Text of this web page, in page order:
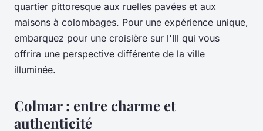
quartier pittoresque aux ruelles pavées et aux
maisons à colombages. Pour une expérience unique,
embarquez pour une croisière sur l'Ill qui vous
offrira une perspective différente de la ville
illuminée.
Colmar : entre charme et
authenticité